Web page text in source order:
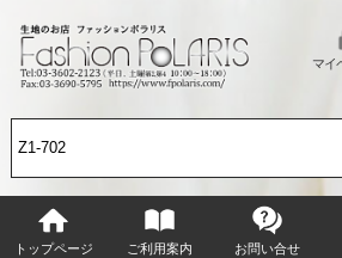
マイ
トップページ ご利用案内 お問い合せ